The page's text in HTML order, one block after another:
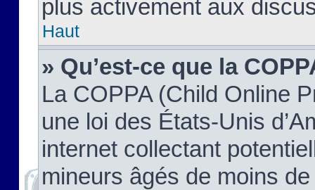
plus activement aux
Haut
» Qu’est-ce que la
La COPPA (Child Online
une loi des États-Unis
internet collectant
mineurs âgés de moins